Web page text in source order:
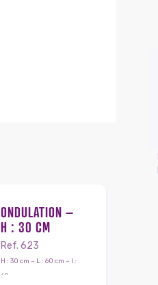
ONDULATION –
H : 30 CM
Ref. 623
H : 30 cm – L : 60 cm – l :
60 cm